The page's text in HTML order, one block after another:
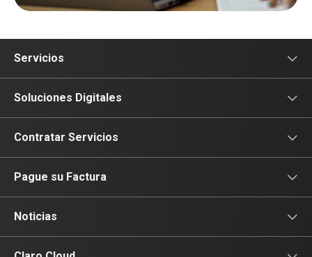
Servicios
Conectividad
Colaboración
Soluciones de Valor Agregado
Soluciones de Voz
Equipos para su empresa
Soluciones Digitales
Sectores
Soluciones Digitales
Ciberseguridad
Claro Media
Contratar Servicios
Déjanos tus datos
Pague su Factura
Portal de Pagos Empresas
Noticias
Noticias de interés